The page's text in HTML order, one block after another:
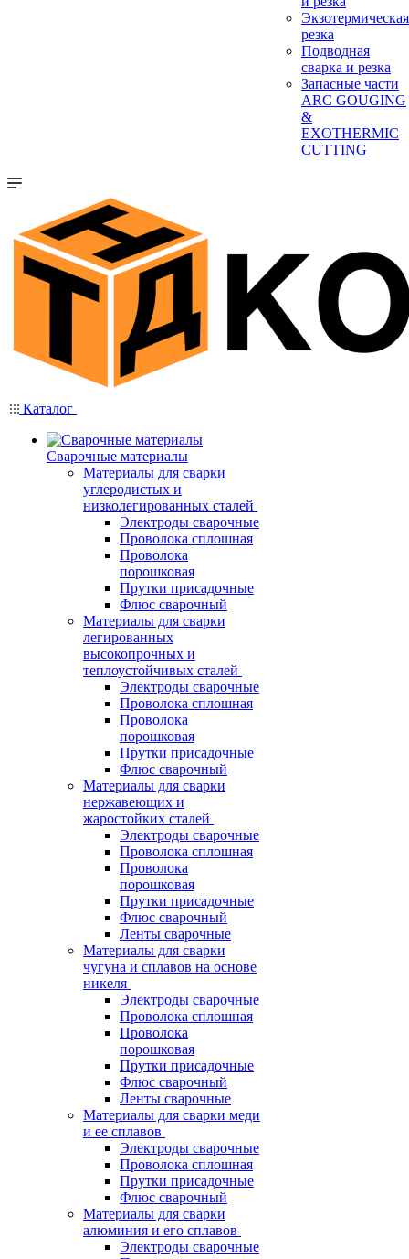
Экзотермическая
резка
Подводная
сварка и резка
Запасные части
ARC GOUGING
&
EXOTHERMIC
CUTTING
Каталог
Сварочные материалы
Материалы для сварки
углеродистых и
низколегированных сталей
Электроды сварочные
Проволока сплошная
Проволока
порошковая
Прутки присадочные
Флюс сварочный
Материалы для сварки
легированных
высокопрочных и
теплоустойчивых сталей
Электроды сварочные
Проволока сплошная
Проволока
порошковая
Прутки присадочные
Флюс сварочный
Материалы для сварки
нержавеющих и
жаростойких сталей
Электроды сварочные
Проволока сплошная
Проволока
порошковая
Прутки присадочные
Флюс сварочный
Ленты сварочные
Материалы для сварки
чугуна и сплавов на основе
никеля
Электроды сварочные
Проволока сплошная
Проволока
порошковая
Прутки присадочные
Флюс сварочный
Ленты сварочные
Материалы для сварки меди
и ее сплавов
Электроды сварочные
Проволока сплошная
Прутки присадочные
Флюс сварочный
Материалы для сварки
алюминия и его сплавов
Электроды сварочные